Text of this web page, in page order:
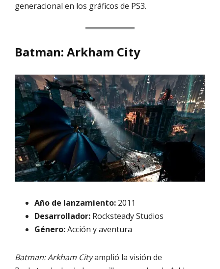
generacional en los gráficos de PS3.
Batman: Arkham City
Año de lanzamiento: 2011
Desarrollador: Rocksteady Studios
Género:Acción y aventura
Batman: Arkham Cityamplió la visión de